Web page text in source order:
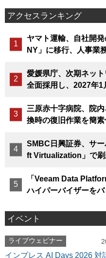
アクセスランキング
ヤマト運輸、自社開
NY」に移行、人事業
愛媛県庁、次期ネッ
全面採用し、2027年1
三原赤十字病院、院
換時の復旧作業を簡素
SMBC日興証券、サ
ft Virtualization」で刷
「Veeam Data
ハイパーバイザーを
イベント
ライブウェビナー
インプレス AI Days 2026